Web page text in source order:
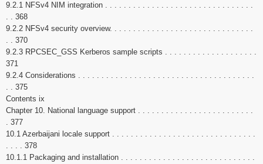
9.2.1 NFSv4 NIM integration . . . . . . . . . . . . . . . . . . . . . . . . . . . . . . . .
. . 368
9.2.2 NFSv4 security overview. . . . . . . . . . . . . . . . . . . . . . . . . . . . . . .
. . 370
9.2.3 RPCSEC_GSS Kerberos sample scripts . . . . . . . . . . . . . . . . . . . .
371
9.2.4 Considerations . . . . . . . . . . . . . . . . . . . . . . . . . . . . . . . . . . . . . .
. . 375
Contents ix
Chapter 10. National language support . . . . . . . . . . . . . . . . . . . . . . . . .
. 377
10.1 Azerbaijani locale support . . . . . . . . . . . . . . . . . . . . . . . . . . . . . . .
. . . . 378
10.1.1 Packaging and installation . . . . . . . . . . . . . . . . . . . . . . . . . . . . .